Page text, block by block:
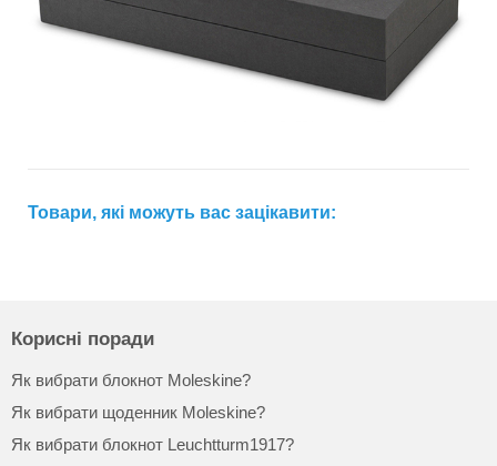
Товари, які можуть вас зацікавити:
Корисні поради
Як вибрати блокнот Moleskine?
Як вибрати щоденник Moleskine?
Як вибрати блокнот Leuchtturm1917?